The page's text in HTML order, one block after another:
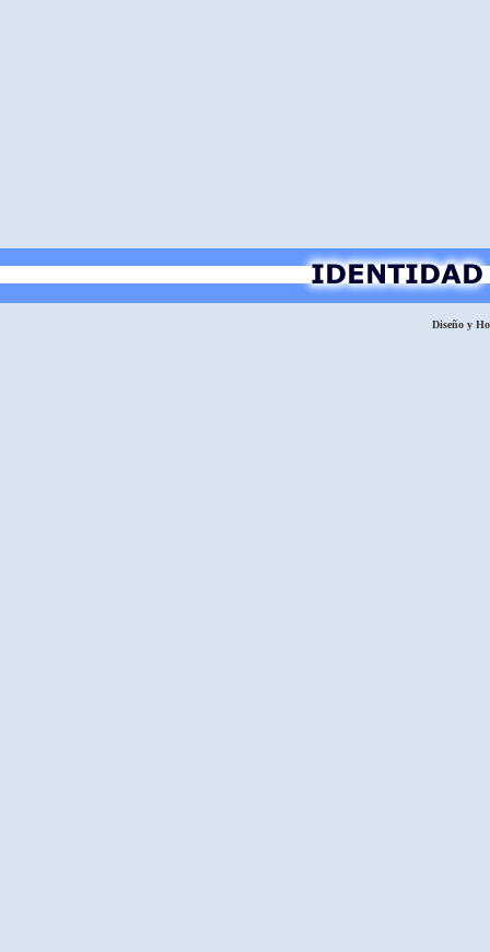
Diseño y